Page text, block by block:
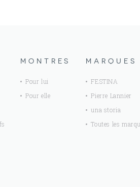
MONTRES
Pour lui
Pour elle
MARQUES
FESTINA
Pierre Lannier
una storia
Toutes les